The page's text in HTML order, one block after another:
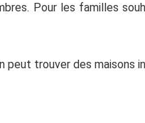
Pour les familles
trouver des maisons